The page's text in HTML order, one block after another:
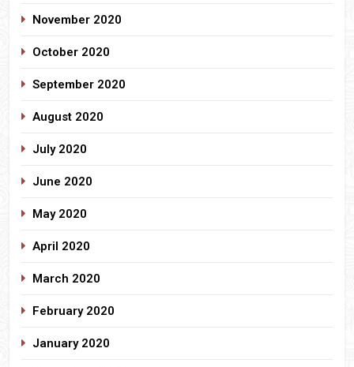
November 2020
October 2020
September 2020
August 2020
July 2020
June 2020
May 2020
April 2020
March 2020
February 2020
January 2020